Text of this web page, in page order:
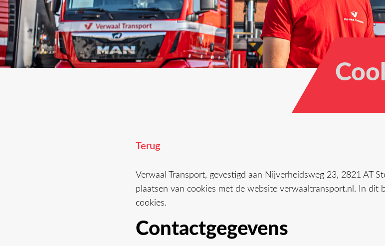
Terug
Verwaal Transport, gevestigd aan Nijverheidsweg 23, 2821 AT
plaatsen van cookies met de website verwaaltransport.nl. In dit
cookies.
Contactgegevens